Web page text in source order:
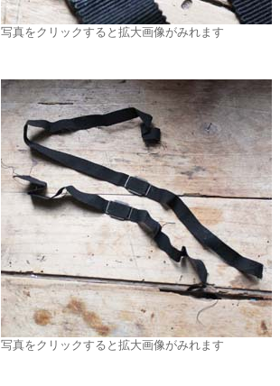
写真をクリックすると拡大画像がみれます
写真をクリックすると拡大画像がみれます